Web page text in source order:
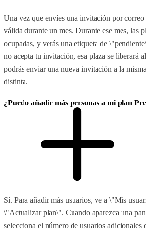
Una vez que envíes una invitación por correo
válida durante un mes. Durante ese mes, las
ocupadas, y verás una etiqueta de
no acepta tu invitación, esa plaza se liberará
podrás enviar una nueva invitación a la
distinta.
¿Puedo añadir más personas a mi plan
Sí. Para añadir más usuarios, ve a \"Mis
\"Actualizar plan\". Cuando aparezca una
selecciona el número de usuarios adicionales